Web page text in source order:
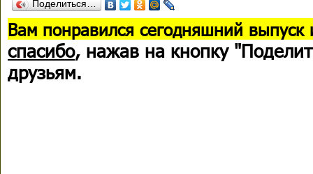
Поделиться…
Вам понравился сегодняшний выпуск
спасибо, нажав на кнопку
друзьям.